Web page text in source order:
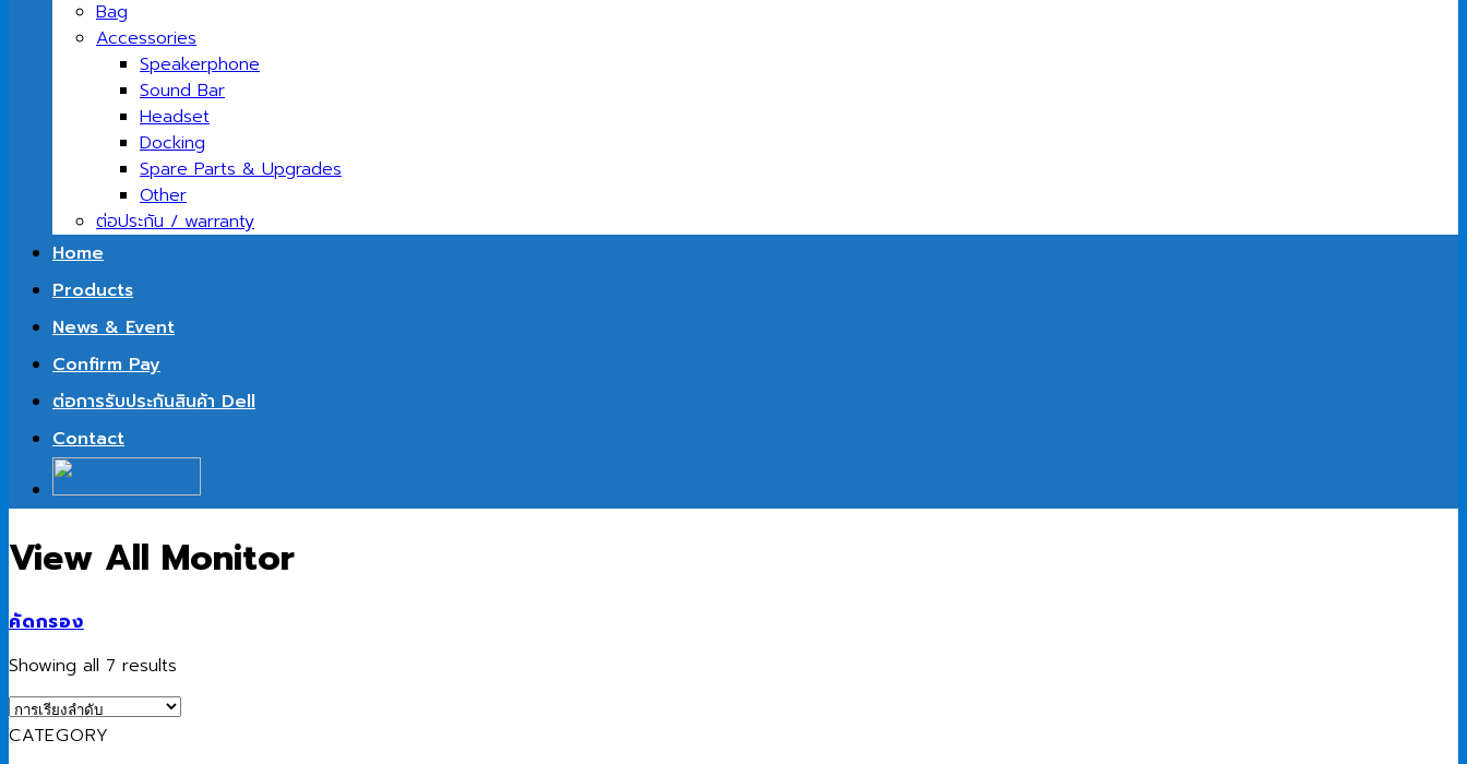
Bag
Accessories
Speakerphone
Sound Bar
Headset
Docking
Spare Parts & Upgrades
Other
ต่อประกัน / warranty
Home
Products
News & Event
Confirm Pay
ต่อการรับประกันสินค้า Dell
Contact
View All Monitor
คัดกรอง
Showing all 7 results
CATEGORY